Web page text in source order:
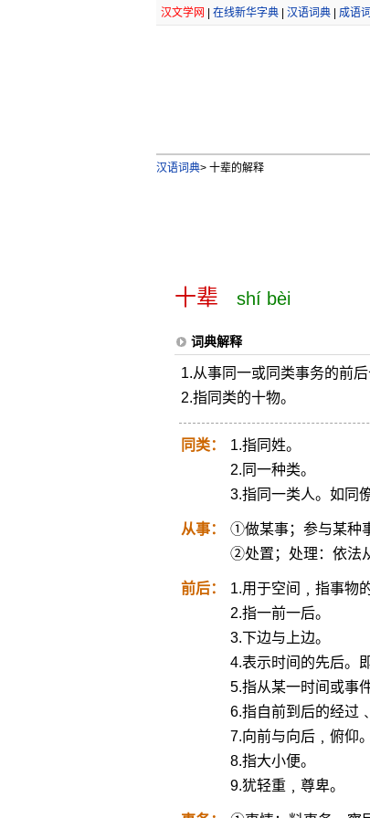
汉文学网 在线新华字典| 汉语词典| 成语
汉语词典>十辈的解释
十辈 shí bèi
词典解释
1.从事同一或同类事务的前后
2.指同类的十物。
同类：
1.指同姓。
2.同一种类。
3.指同一类人。如同
从事：
①做某事；参与某种
②处置；处理：依法
前后：
1.用于空间﹐指事物
2.指一前一后。
3.下边与上边。
4.表示时间的先后。
5.指从某一时间或事
6.指自前到后的经过
7.向前与向后﹐俯仰。
8.指大小便。
9.犹轻重﹐尊卑。